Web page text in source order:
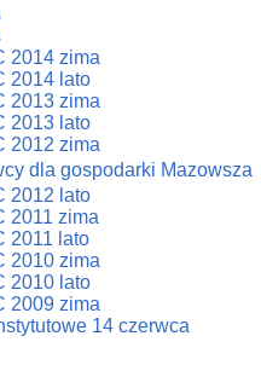
2014 zima
2014 lato
2013 zima
2013 lato
2012 zima
dla gospodarki Mazowsza
2012 lato
2011 zima
2011 lato
2010 zima
2010 lato
2009 zima
14 czerwca